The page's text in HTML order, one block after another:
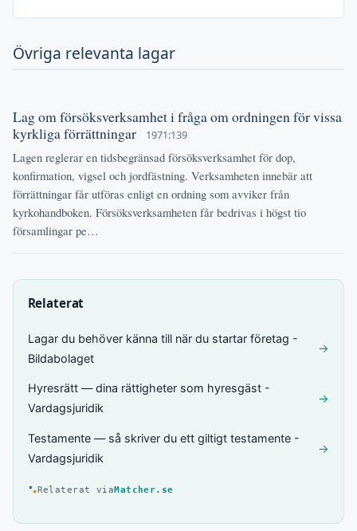
Övriga relevanta lagar
Lag om försöksverksamhet i fråga om ordningen för vissa
kyrkliga förrättningar
1971:139
Lagen reglerar en tidsbegränsad försöksverksamhet för dop,
konfirmation, vigsel och jordfästning. Verksamheten innebär att
förrättningar får utföras enligt en ordning som avviker från
kyrkohandboken. Försöksverksamheten får bedrivas i högst tio
församlingar pe…
Relaterat
Lagar du behöver känna till när du startar företag -
Bildabolaget
→
Hyresrätt — dina rättigheter som hyresgäst -
Vardagsjuridik
→
Testamente — så skriver du ett giltigt testamente -
Vardagsjuridik
→
Relaterat viaMatcher.se